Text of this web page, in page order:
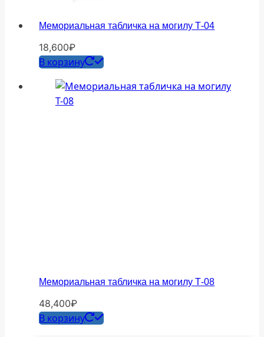
Мемориальная табличка на могилу Т-04
18,600₽
В корзину
Мемориальная табличка на могилу Т-08
48,400₽
В корзину